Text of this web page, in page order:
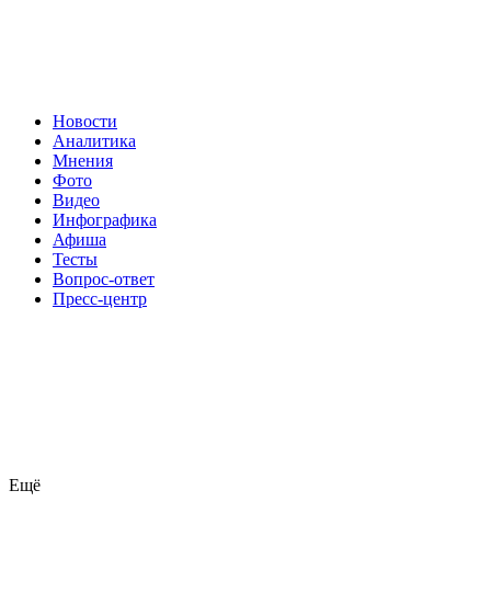
Новости
Аналитика
Мнения
Фото
Видео
Инфографика
Афиша
Тесты
Вопрос-ответ
Пресс-центр
Ещё